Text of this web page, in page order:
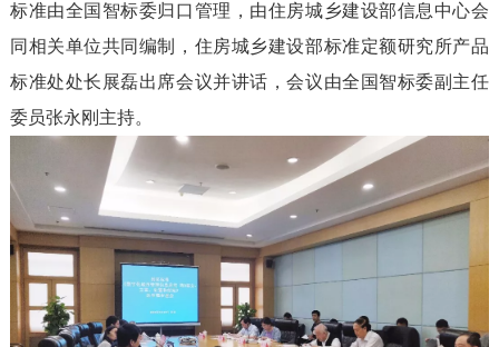
标准由全国智标委归口管理，由住房城乡建设部信息中心会
同相关单位共同编制，住房城乡建设部标准定额研究所产品
标准处处长展磊出席会议并讲话，会议由全国智标委副主任
委员张永刚主持。